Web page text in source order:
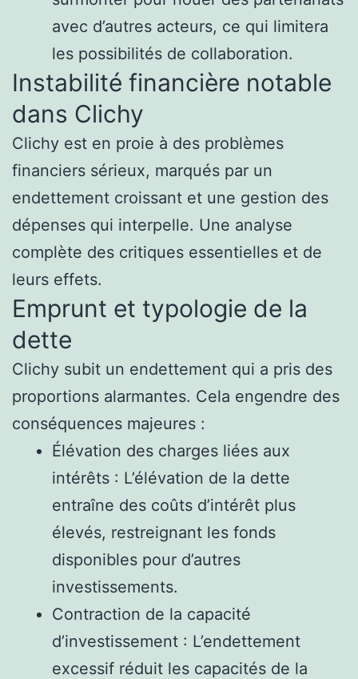
avec d’autres acteurs, ce qui limitera
les possibilités de collaboration.
Instabilité financière notable
dans Clichy
Clichy est en proie à des problèmes
financiers sérieux, marqués par un
endettement croissant et une gestion des
dépenses qui interpelle. Une analyse
complète des critiques essentielles et de
leurs effets.
Emprunt et typologie de la
dette
Clichy subit un endettement qui a pris des
proportions alarmantes. Cela engendre des
conséquences majeures :
Élévation des charges liées aux
intérêts : L’élévation de la dette
entraîne des coûts d’intérêt plus
élevés, restreignant les fonds
disponibles pour d’autres
investissements.
Contraction de la capacité
d’investissement : L’endettement
excessif réduit les capacités de la